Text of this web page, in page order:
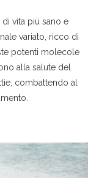
vita più sano e
variato, ricco di
potenti molecole
alla salute del
combattendo al